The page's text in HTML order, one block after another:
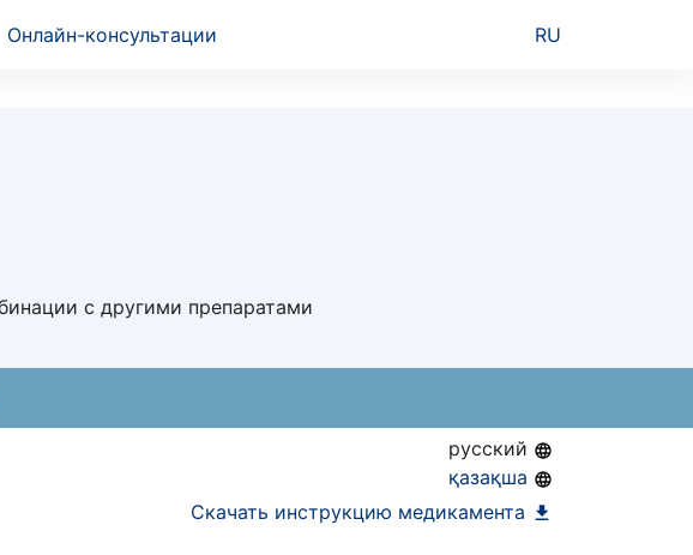
Онлайн-консультации RU
с другими препаратами
русский
қазақша
Скачать инструкцию медикамента